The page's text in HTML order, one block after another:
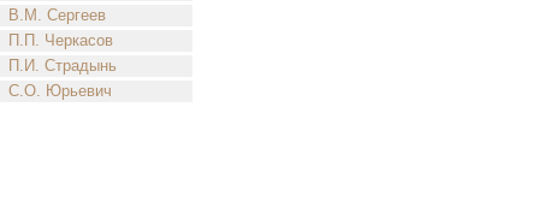
В.М. Сергеев
П.П. Черкасов
П.И. Страдынь
С.О. Юрьевич